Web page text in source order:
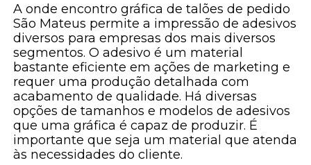
A onde encontro gráfica de talões de pedido
São Mateus permite a impressão de adesivos
diversos para empresas dos mais diversos
segmentos. O adesivo é um material
bastante eficiente em ações de marketing e
requer uma produção detalhada com
acabamento de qualidade. Há diversas
opções de tamanhos e modelos de adesivos
que uma gráfica é capaz de produzir. É
importante que seja um material que atenda
às necessidades do cliente.